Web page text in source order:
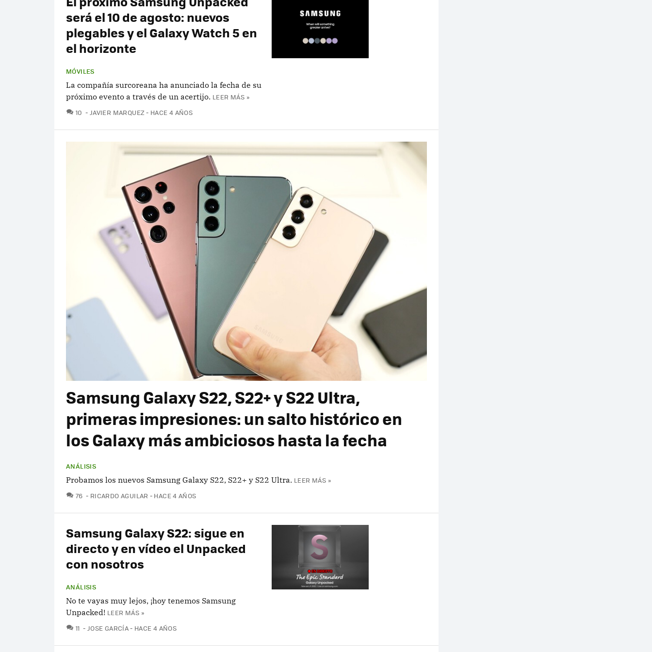
será el 10 de agosto: nuevos
plegables y el Galaxy Watch 5 en
el horizonte
MÓVILES
La compañía surcoreana ha anunciado la fecha de su
próximo evento a través de un acertijo. LEER MÁS »
10 COMENTARIOS
JAVIER MARQUEZ HACE 4 AÑOS
Samsung Galaxy S22, S22+ y S22 Ultra,
primeras impresiones: un salto histórico en
los Galaxy más ambiciosos hasta la fecha
ANÁLISIS
Probamos los nuevos Samsung Galaxy S22, S22+ y S22 Ultra. LEER MÁS »
76 COMENTARIOS
RICARDO AGUILAR HACE 4 AÑOS
Samsung Galaxy S22: sigue en
directo y en vídeo el Unpacked
con nosotros
ANÁLISIS
No te vayas muy lejos, ¡hoy tenemos Samsung
Unpacked! LEER MÁS »
11 COMENTARIOS
JOSE GARCÍA HACE 4 AÑOS